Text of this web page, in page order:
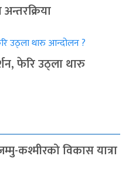
फेरि उठ्ला थारु
कश्मीरको विकास यात्रा